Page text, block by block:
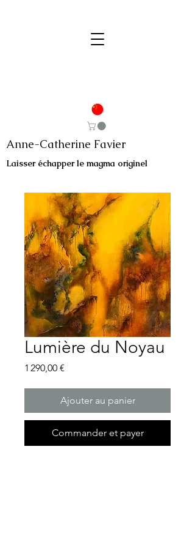
Anne-Catherine Favier
Laisser échapper le magma originel
Lumière du Noyau
1 290,00 €
Ajouter au panier
Commander et payer